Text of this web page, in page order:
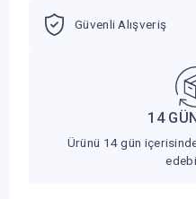
Güvenli Alışveriş
14
Ürünü 14 gün